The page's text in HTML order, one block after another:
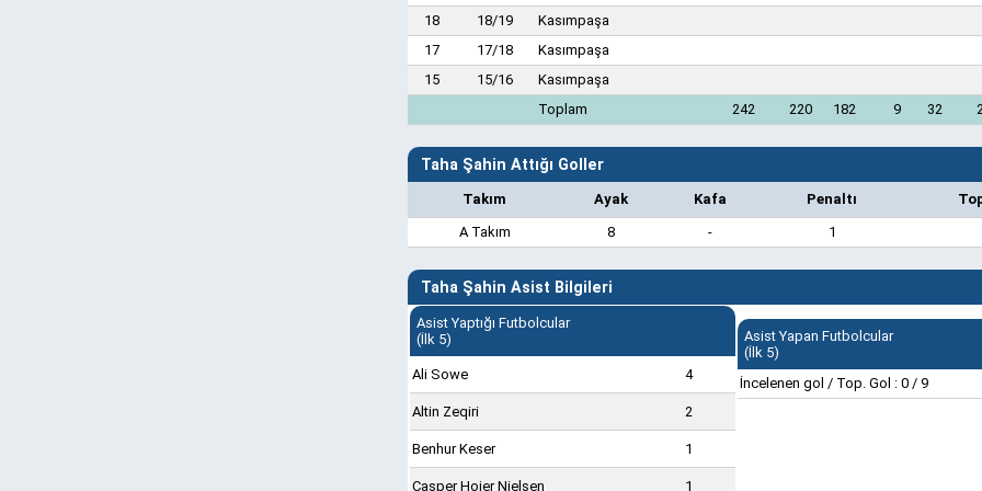
18
18/19
Kasımpaşa
17
17/18
Kasımpaşa
15
15/16
Kasımpaşa
Toplam
242 220 182 9 32
Taha Şahin Attığı Goller
Takım Ayak Kafa Penaltı
A Takım
8 - 1
Taha Şahin Asist Bilgileri
Asist Yaptığı Futbolcular
(İlk 5)
Ali Sowe 4
Altin Zeqiri 2
Benhur Keser 1
Casper Hojer Nielsen 1
Asist Yapan Futbolcular
(İlk 5)
İncelenen gol / Top. Gol : 0 / 9